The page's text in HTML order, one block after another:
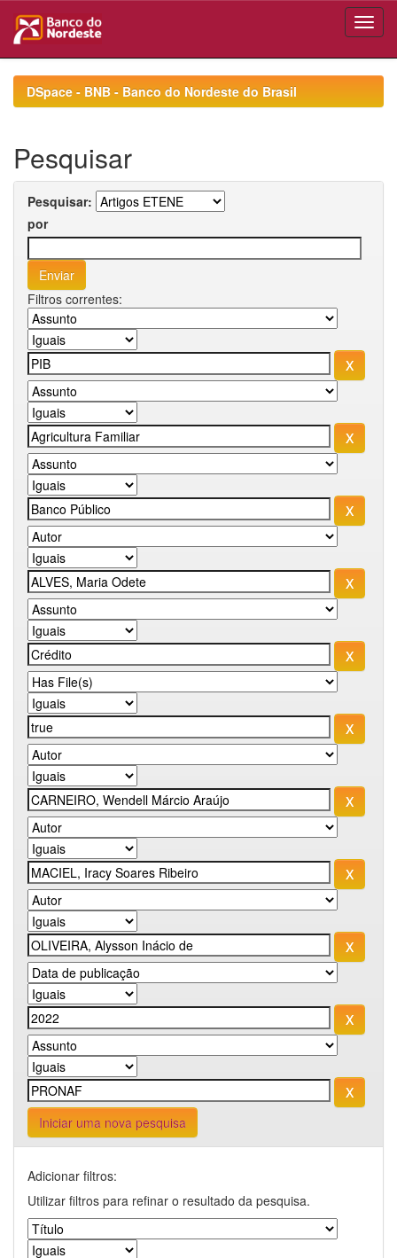
navigationDSpace - BNB - Banco do Nordeste do Brasil
Pesquisar
Pesquisar:
por
Filtros correntes:
Iniciar uma nova pesquisa
Adicionar filtros:
Utilizar filtros para refinar o resultado da pesquisa.